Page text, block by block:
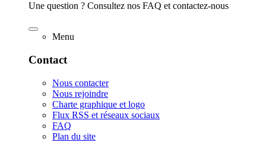
Une question ? Consultez nos FAQ et contactez-nous
Menu
Contact
Nous contacter
Nous rejoindre
Charte graphique et logo
Flux RSS et réseaux sociaux
FAQ
Plan du site